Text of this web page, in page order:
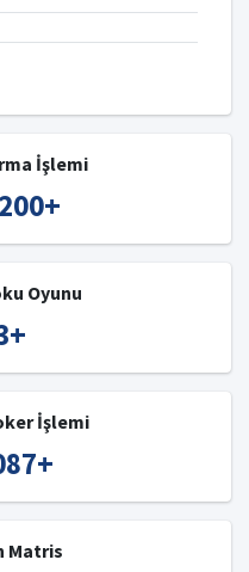
İşlemi
+
Oyunu
+
İşlemi
+
Matris